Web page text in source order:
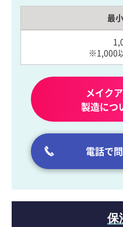
最
※1,000
メイク
製造につ
電話で
保